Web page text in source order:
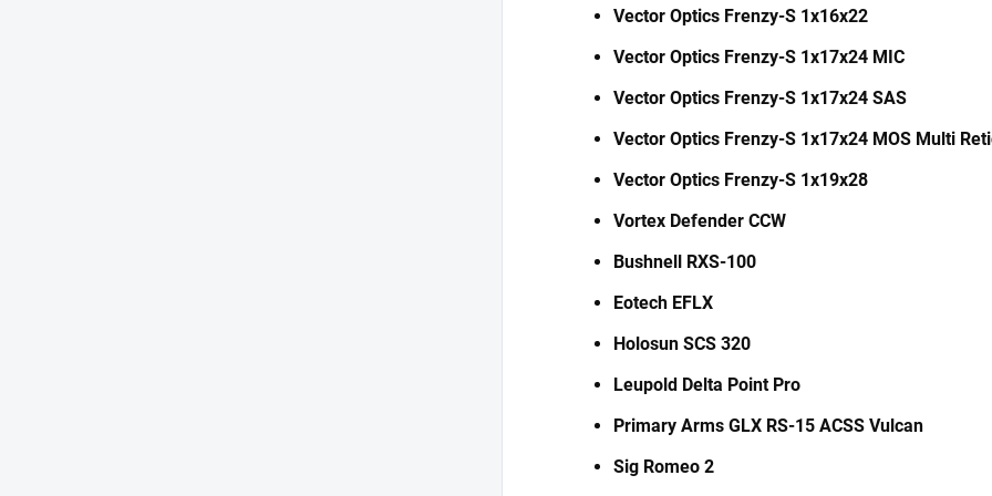
Vector Optics Frenzy-S 1x16x22
Vector Optics Frenzy-S 1x17x24 MIC
Vector Optics Frenzy-S 1x17x24 SAS
Vector Optics Frenzy-S 1x17x24 MOS Multi
Vector Optics Frenzy-S 1x19x28
Vortex Defender CCW
Bushnell RXS-100
Eotech EFLX
Holosun SCS 320
Leupold Delta Point Pro
Primary Arms GLX RS-15 ACSS Vulcan
Sig Romeo 2